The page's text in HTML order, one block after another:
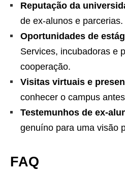
Reputação da
de ex-alunos e parcerias.
Oportunidades de
Services, incubadoras e
cooperação.
Visitas virtuais e
conhecer o campus
Testemunhos de ex-
genuíno para uma visão
FAQ